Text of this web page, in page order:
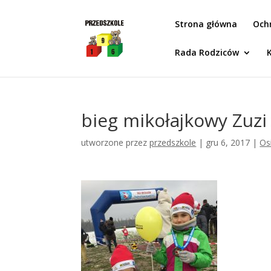
Strona główna
Rada Rodziców
bieg mikołajkowy
utworzone przezprzedszkole | gru 6, 2017 |